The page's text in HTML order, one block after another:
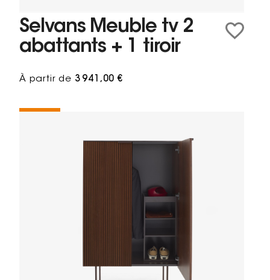
Selvans Meuble tv 2
abattants + 1 tiroir
À partir de 3 941,00 €